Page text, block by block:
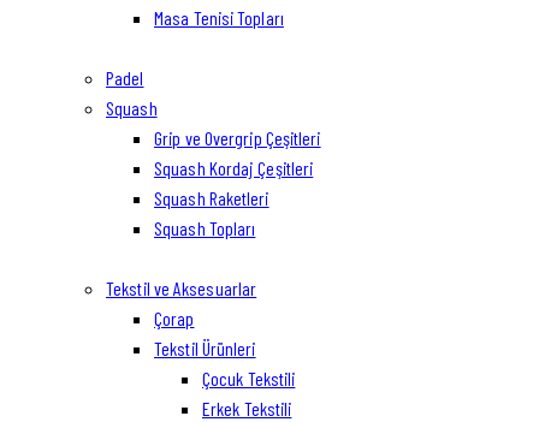
Masa Tenisi Topları
Padel
Squash
Grip ve Overgrip Çeşitleri
Squash Kordaj Çeşitleri
Squash Raketleri
Squash Topları
Tekstil ve Aksesuarlar
Çorap
Tekstil Ürünleri
Çocuk Tekstili
Erkek Tekstili